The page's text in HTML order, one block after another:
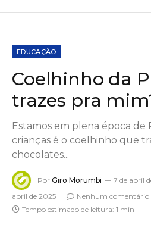
EDUCAÇÃO
Coelhinho da
trazes pra
Estamos em plena época de
crianças é o coelhinho que
chocolates...
Por Giro Morumbi 7 de abril
abril de 2025
Nenhum comentário
Tempo estimado de leitura: 1 min